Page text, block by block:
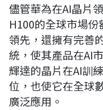
儘管華為在AI晶片
H100的全球市場
領先，還擁有完善
統，使其產品在AI
輝達的晶片在AI訓
位，也使它在全球
廣泛應用。